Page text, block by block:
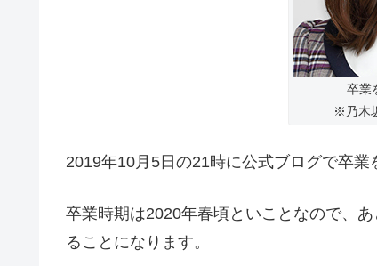
卒業
※乃木
2019年10月5日の21時に公式ブログで卒業
卒業時期は2020年春頃といことなので、
ることになります。